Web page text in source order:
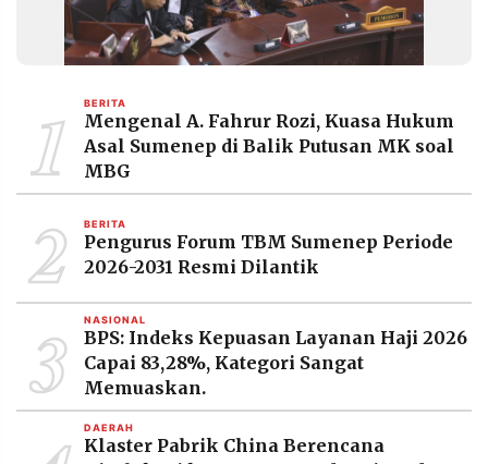
1 BERITA
Mengenal A. Fahrur Rozi, Kuasa Hukum
Asal Sumenep di Balik Putusan MK soal
MBG
2 BERITA
Pengurus Forum TBM Sumenep Periode
2026-2031 Resmi Dilantik
3 NASIONAL
BPS: Indeks Kepuasan Layanan Haji 2026
Capai 83,28%, Kategori Sangat
Memuaskan.
DAERAH
Klaster Pabrik China Berencana